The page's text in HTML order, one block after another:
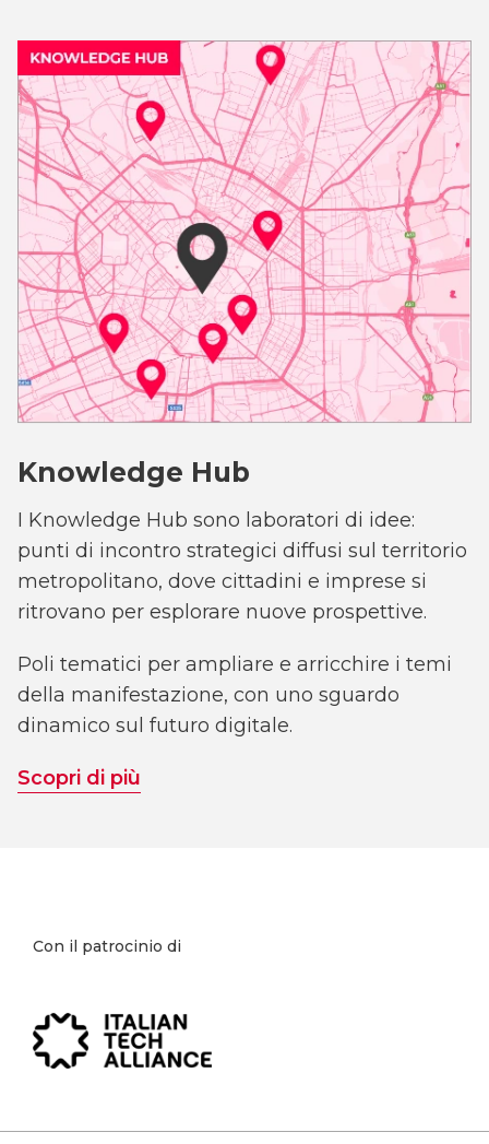
Knowledge Hub
I Knowledge Hub sono laboratori di idee:
punti di incontro strategici diffusi sul territorio
metropolitano, dove cittadini e imprese si
ritrovano per esplorare nuove prospettive.
Poli tematici per ampliare e arricchire i temi
della manifestazione, con uno sguardo
dinamico sul futuro digitale.
Scopri di più
Con il patrocinio di